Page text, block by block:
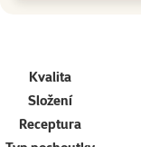
Kvalita
Složení
Receptura